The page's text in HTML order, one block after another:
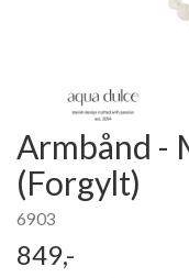
Armbånd -
(Forgylt)
6903
849,-